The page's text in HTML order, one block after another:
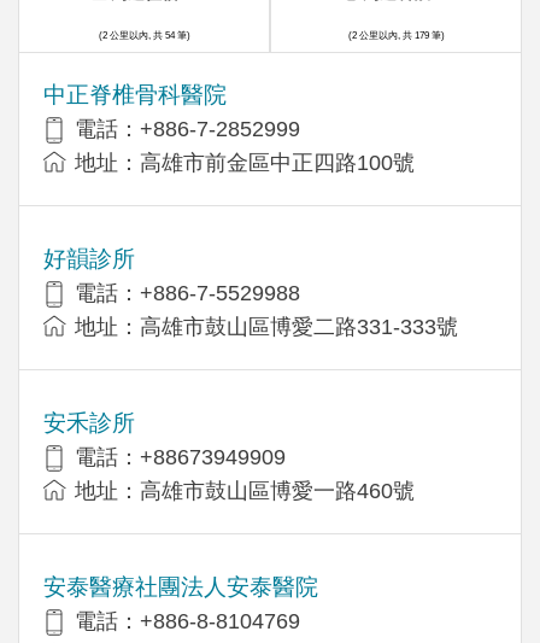
中正脊椎骨科醫院
電話：+886-7-2852999
地址：高雄市前金區中正四路100號
好韻診所
電話：+886-7-5529988
地址：高雄市鼓山區博愛二路331-333號
安禾診所
電話：+88673949909
地址：高雄市鼓山區博愛一路460號
安泰醫療社團法人安泰醫院
電話：+886-8-8104769
(2 公里以內, 共 54 筆) (2 公里以內, 共 179 筆)